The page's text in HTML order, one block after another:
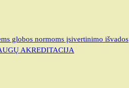
globos normoms įsivertinimo išvados
AKREDITACIJA